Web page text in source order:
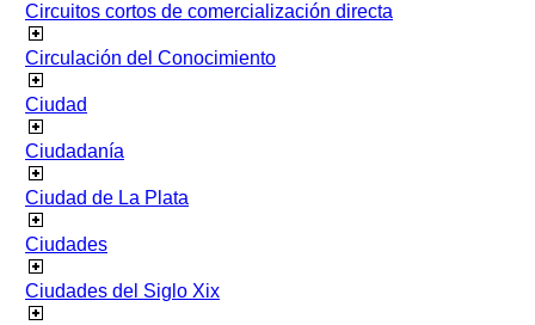
Circuitos cortos de comercialización directa
Circulación del Conocimiento
Ciudad
Ciudadanía
Ciudad de La Plata
Ciudades
Ciudades del Siglo Xix